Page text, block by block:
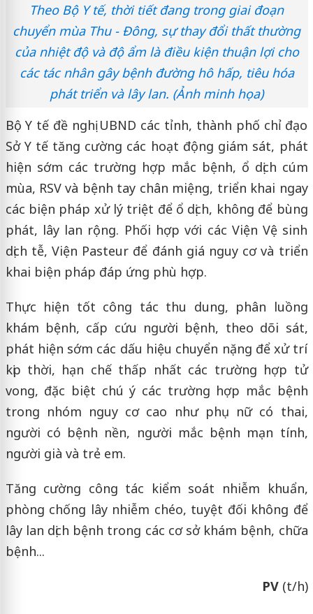
Theo Bộ Y tế, thời tiết đang trong giai đoạn
chuyển mùa Thu - Đông, sự thay đổi thất thường
của nhiệt độ và độ ẩm là điều kiện thuận lợi cho
các tác nhân gây bệnh đường hô hấp, tiêu hóa
phát triển và lây lan. (Ảnh minh họa)
Bộ Y tế đề nghị UBND các tỉnh, thành phố chỉ đạo
Sở Y tế tăng cường các hoạt động giám sát, phát
hiện sớm các trường hợp mắc bệnh, ổ dịch cúm
mùa, RSV và bệnh tay chân miệng, triển khai ngay
các biện pháp xử lý triệt để ổ dịch, không để bùng
phát, lây lan rộng. Phối hợp với các Viện Vệ sinh
dịch tễ, Viện Pasteur để đánh giá nguy cơ và triển
khai biện pháp đáp ứng phù hợp.
Thực hiện tốt công tác thu dung, phân luồng
khám bệnh, cấp cứu người bệnh, theo dõi sát,
phát hiện sớm các dấu hiệu chuyển nặng để xử trí
kịp thời, hạn chế thấp nhất các trường hợp tử
vong, đặc biệt chú ý các trường hợp mắc bệnh
trong nhóm nguy cơ cao như phụ nữ có thai,
người có bệnh nền, người mắc bệnh mạn tính,
người già và trẻ em.
Tăng cường công tác kiểm soát nhiễm khuẩn,
phòng chống lây nhiễm chéo, tuyệt đối không để
lây lan dịch bệnh trong các cơ sở khám bệnh, chữa
bệnh...
PV(t/h)